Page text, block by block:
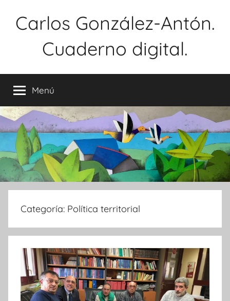
Carlos González-Antón.
Cuaderno digital.
Menú
Categoría: Política territorial